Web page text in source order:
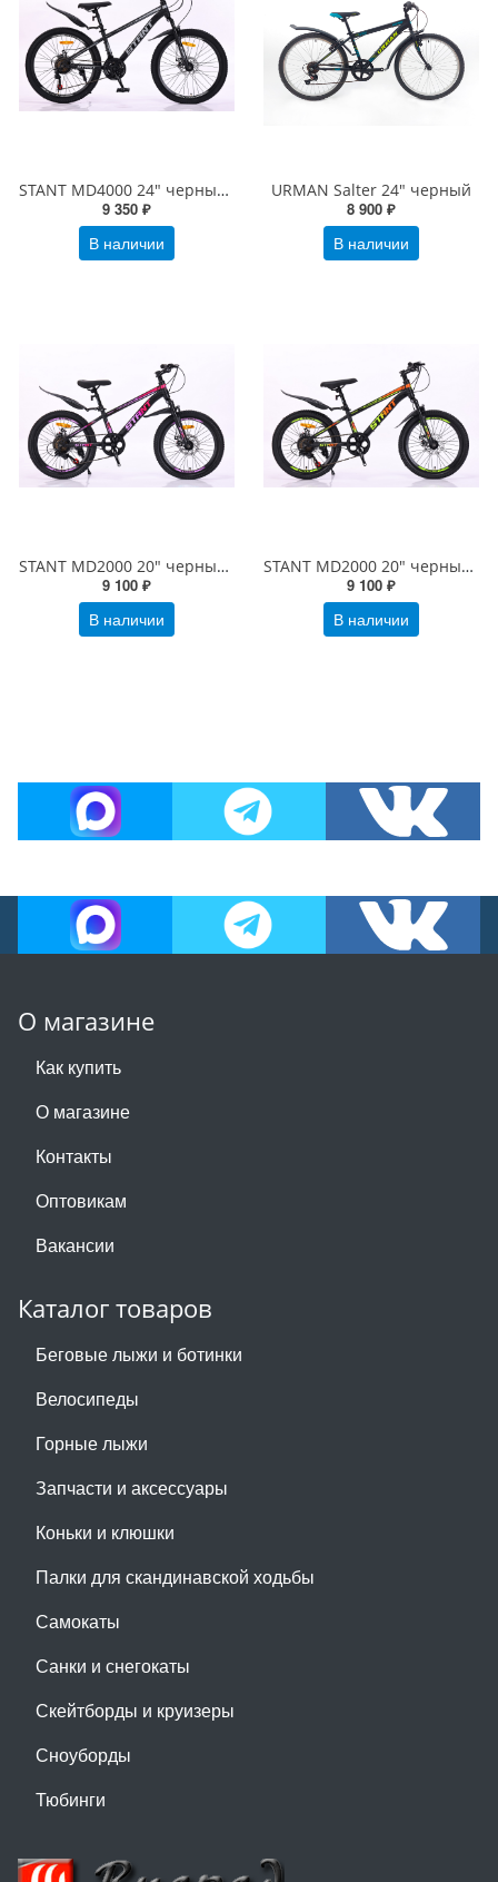
STANT MD4000 24" черный/серый
9 350 ₽
В наличии
URMAN Salter 24" черный
8 900 ₽
В наличии
STANT MD2000 20" черный/розовый
9 100 ₽
В наличии
STANT MD2000 20" черный/зеленый
9 100 ₽
В наличии
О магазине
Как купить
О магазине
Контакты
Оптовикам
Вакансии
Каталог товаров
Беговые лыжи и ботинки
Велосипеды
Горные лыжи
Запчасти и аксессуары
Коньки и клюшки
Палки для скандинавской ходьбы
Самокаты
Санки и снегокаты
Скейтборды и круизеры
Сноуборды
Тюбинги